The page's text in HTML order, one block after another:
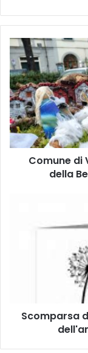
C
o
m
u
n
e
d
i
V
Comune di
della
Scomparsa